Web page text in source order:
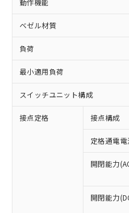
動作機能
ベゼル材質
負荷
最小適用負荷
スイッチユニット構成
接点定格 接点構成
定格通電電
開閉能力
開閉能力
ご利用条件
対応済み：EU
非含有に対応した
対応予定：EU
有に対応した製品